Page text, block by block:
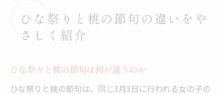
ひな祭りと桃の節句の違いをや
さしく紹介
ひな祭りと桃の節句は何が違うのか
ひな祭りと桃の節句は、同じ3月3日に行われる女の子の